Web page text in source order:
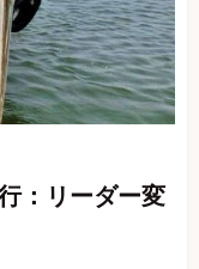
：リーダー変